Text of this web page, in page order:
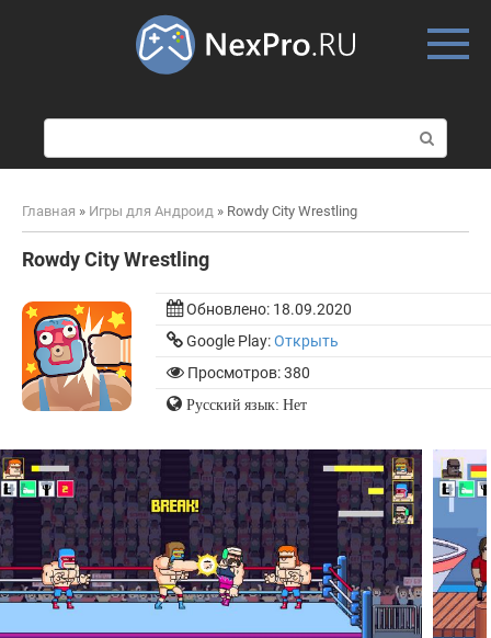
о
и
к
Главная » Игры для Андроид » Rowdy City Wrestling
Rowdy City Wrestling
Обновлено: 18.09.2020
Google Play:Открыть
Просмотров: 380
Русский язык: Нет